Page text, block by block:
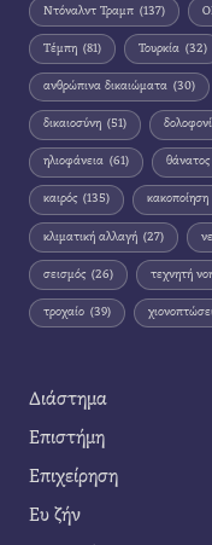
Ντόναλντ Τραμπ (137)
Τέμπη (81) Τουρκία (32)
ανθρώπινα δικαιώματα (30)
δικαιοσύνη (51)
ηλιοφάνεια (61) θάνατος
καιρός (135) κακοποίηση
κλιματική αλλαγή (27)
σεισμός (26) τεχνητή
τροχαίο (39)
Διάστημα
Επιστήμη
Επιχείρηση
Ευ ζήν